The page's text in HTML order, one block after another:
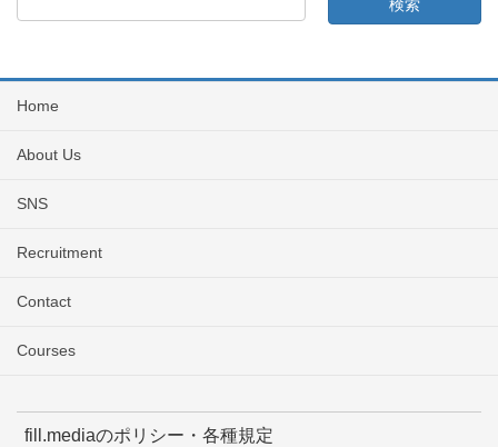
Home
About Us
SNS
Recruitment
Contact
Courses
fill.mediaのポリシー・各種規定